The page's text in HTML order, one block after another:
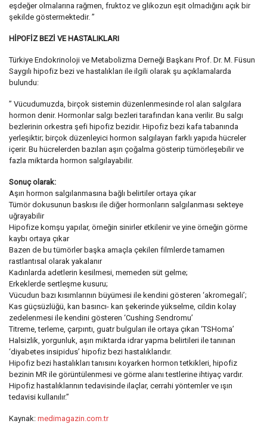
eşdeğer olmalarına rağmen, fruktoz ve glikozun eşit olmadığını açık bir
şekilde göstermektedir. ”
HİPOFİZ BEZİ VE HASTALIKLARI
Türkiye Endokrinoloji ve Metabolizma Derneği Başkanı Prof. Dr. M. Füsun
Saygılı hipofiz bezi ve hastalıkları ile ilgili olarak şu açıklamalarda
bulundu:
” Vücudumuzda, birçok sistemin düzenlenmesinde rol alan salgılara
hormon denir. Hormonlar salgı bezleri tarafından kana verilir. Bu salgı
bezlerinin orkestra şefi hipofiz bezidir. Hipofiz bezi kafa tabanında
yerleşiktir; birçok düzenleyici hormon salgılayan farklı yapıda hücreler
içerir. Bu hücrelerden bazıları aşırı çoğalma gösterip tümörleşebilir ve
fazla miktarda hormon salgılayabilir.
Sonuç olarak:
Aşırı hormon salgılanmasına bağlı belirtiler ortaya çıkar
Tümör dokusunun baskısı ile diğer hormonların salgılanması sekteye
uğrayabilir
Hipofize komşu yapılar, örneğin sinirler etkilenir ve yine örneğin görme
kaybı ortaya çıkar
Bazen de bu tümörler başka amaçla çekilen filmlerde tamamen
rastlantısal olarak yakalanır
Kadınlarda adetlerin kesilmesi, memeden süt gelme;
Erkeklerde sertleşme kusuru;
Vücudun bazı kısımlarının büyümesi ile kendini gösteren ‘akromegali’;
Kas güçsüzlüğü, kan basıncı- kan şekerinde yükselme, cildin kolay
zedelenmesi ile kendini gösteren ‘Cushing Sendromu’
Titreme, terleme, çarpıntı, guatr bulguları ile ortaya çıkan ‘TSHoma’
Halsizlik, yorgunluk, aşırı miktarda idrar yapma belirtileri ile tanınan
‘diyabetes insipidus’ hipofiz bezi hastalıklarıdır.
Hipofiz bezi hastalıkları tanısını koyarken hormon tetkikleri, hipofiz
bezinin MR ile görüntülenmesi ve görme alanı testlerine ihtiyaç vardır.
Hipofiz hastalıklarının tedavisinde ilaçlar, cerrahi yöntemler ve ışın
tedavisi kullanılır.”
Kaynak: medimagazin.com.tr